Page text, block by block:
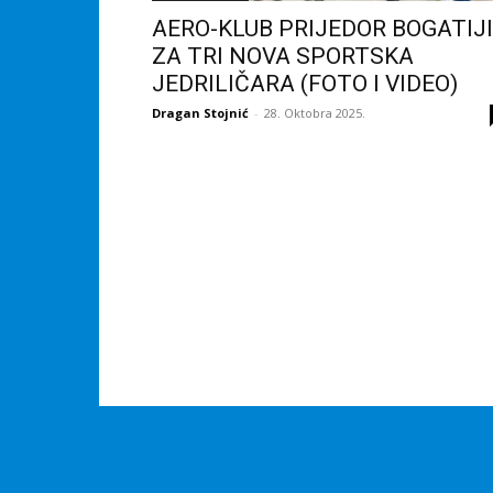
AERO-KLUB PRIJEDOR BOGATIJI
ZA TRI NOVA SPORTSKA
JEDRILIČARA (FOTO I VIDEO)
Dragan Stojnić - 28. Oktobra 2025.